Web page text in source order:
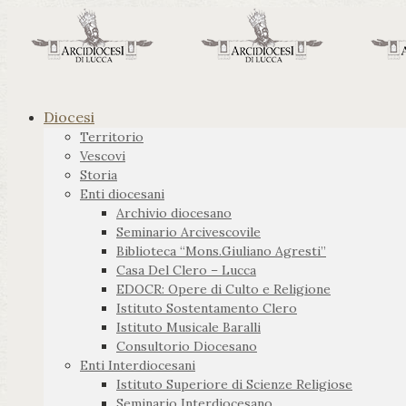
Diocesi
Territorio
Vescovi
Storia
Enti diocesani
Archivio diocesano
Seminario Arcivescovile
Biblioteca “Mons.Giuliano Agresti”
Casa Del Clero – Lucca
EDOCR: Opere di Culto e Religione
Istituto Sostentamento Clero
Istituto Musicale Baralli
Consultorio Diocesano
Enti Interdiocesani
Istituto Superiore di Scienze Religiose